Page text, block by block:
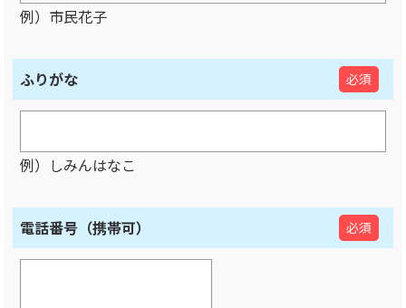
例）市民花子
ふりがな 必須
例）しみんはなこ
電話番号（携帯可） 必須